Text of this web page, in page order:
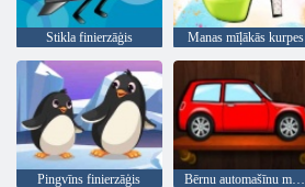
Stikla finierzāģis Manas mīļākās kurpes
Pingvīns finierzāģis Bērnu automašīnu mīklas